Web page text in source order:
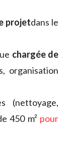
projetdans le
chargée de
organisation
(nettoyage,
450 m² pour